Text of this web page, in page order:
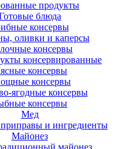
продукты
блюда
консервы
оливки и каперсы
консервы
консервированные
консервы
консервы
ягодные консервы
консервы
Мед
и ингредиенты
Майонез
майонез